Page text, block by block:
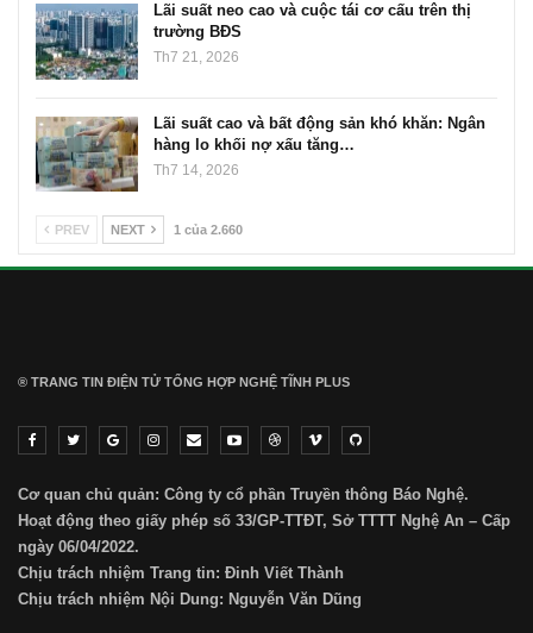
Lãi suất neo cao và cuộc tái cơ cấu trên thị
trường BĐS
Th7 21, 2026
Lãi suất cao và bất động sản khó khăn: Ngân
hàng lo khối nợ xấu tăng…
Th7 14, 2026
PREV NEXT 1 của 2.660
® TRANG TIN ĐIỆN TỬ ТỔNG HỢP NGHỆ TĨNH PLUS
Cơ quan chủ quản: Công ty cổ phần Truyền thông Báo Nghệ.
Hoạt động theo giấy phép số 33/GP-TTĐT, Sở TTTT Nghệ An – Cấp
ngày 06/04/2022.
Chịu trách nhiệm Trang tin: Đinh Viết Thành
Chịu trách nhiệm Nội Dung: Nguyễn Văn Dũng